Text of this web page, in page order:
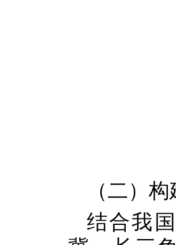
（二）
结合我